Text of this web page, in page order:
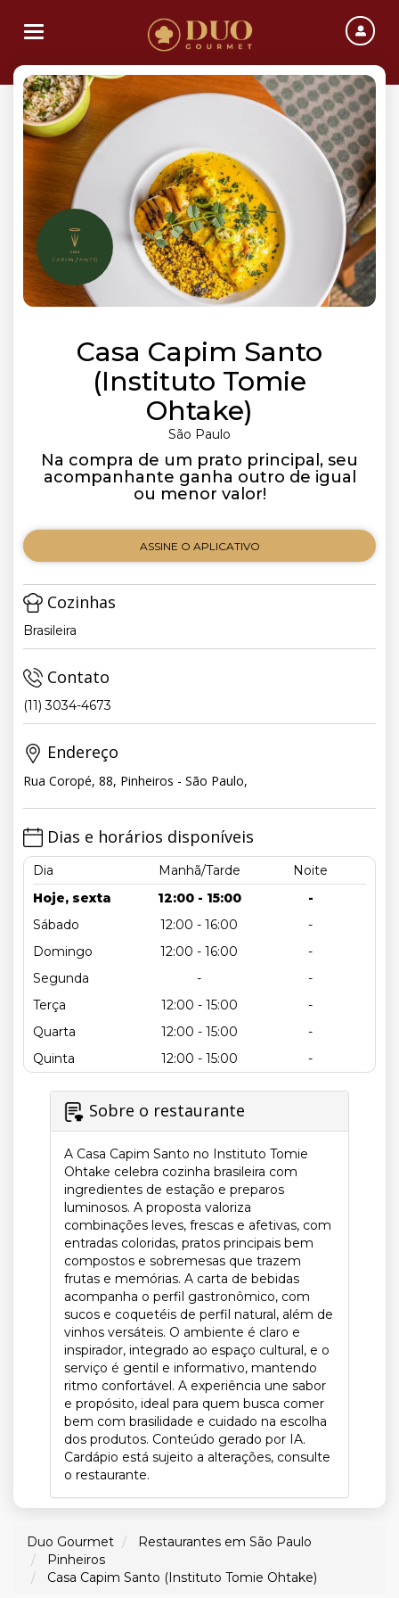
Toggle navigation
Casa Capim Santo
(Instituto Tomie
Ohtake)
São Paulo
Na compra de um prato principal, seu
acompanhante ganha outro de igual
ou menor valor!
ASSINE O APLICATIVO
Cozinhas
Brasileira
Contato
(11) 3034-4673
Endereço
Rua Coropé, 88, Pinheiros - São Paulo,
Dias e horários disponíveis
Dia Manhã/Tarde
Noite
Hoje, sexta
12:00 - 15:00
-
Sábado
12:00 - 16:00
-
Domingo
12:00 - 16:00
-
Segunda
-
-
Terça
12:00 - 15:00
-
Quarta
12:00 - 15:00
-
Quinta
12:00 - 15:00 -
Sobre o restaurante
A Casa Capim Santo no Instituto Tomie
Ohtake celebra cozinha brasileira com
ingredientes de estação e preparos
luminosos. A proposta valoriza
combinações leves, frescas e afetivas, com
entradas coloridas, pratos principais bem
compostos e sobremesas que trazem
frutas e memórias. A carta de bebidas
acompanha o perfil gastronômico, com
sucos e coquetéis de perfil natural, além de
vinhos versáteis. O ambiente é claro e
inspirador, integrado ao espaço cultural, e o
serviço é gentil e informativo, mantendo
ritmo confortável. A experiência une sabor
e propósito, ideal para quem busca comer
bem com brasilidade e cuidado na escolha
dos produtos. Conteúdo gerado por IA.
Cardápio está sujeito a alterações, consulte
o restaurante.
Duo Gourmet
Restaurantes em São Paulo
Pinheiros
Casa Capim Santo (Instituto Tomie Ohtake)